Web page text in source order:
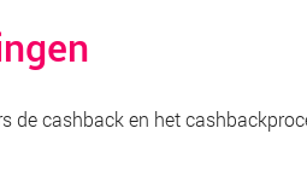
de cashback en het